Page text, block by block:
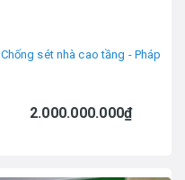
Chống sét nhà cao tầng - Pháp
2.000.000.000₫